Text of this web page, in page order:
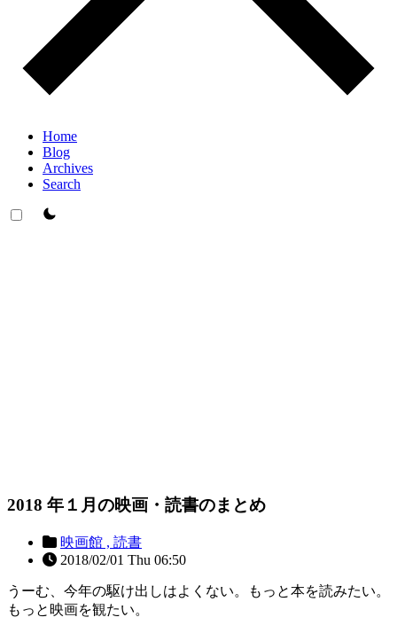
Home
Blog
Archives
Search
theme switcher
2018 年１月の映画・読書のまとめ
映画館 , 読書
2018/02/01 Thu 06:50
うーむ、今年の駆け出しはよくない。もっと本を読みたい。
もっと映画を観たい。